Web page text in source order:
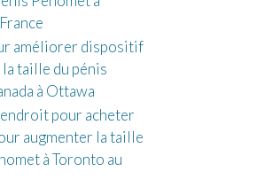
améliorer dispositif
taille du pénis
à Ottawa
pour acheter
augmenter la taille
à Toronto au